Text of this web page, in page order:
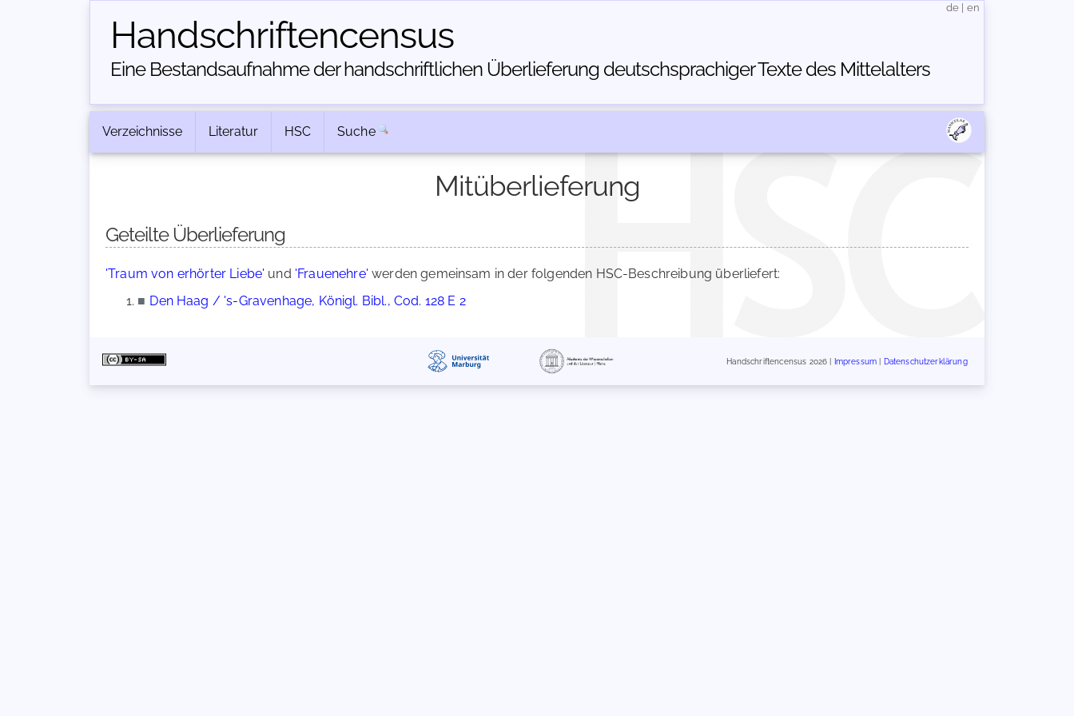
Handschriften­census
Eine Bestandsaufnahme der handschriftlichen Über­lieferung deutschsprachiger Texte des Mittelalters
de en
Verzeichnisse Literatur HSC Suche
Mitüberlieferung
Geteilte Überlieferung
'Traum von erhörter Liebe' und 'Frauenehre' werden gemeinsam in der folgenden HSC-Beschreibung überliefert:
■ Den Haag / 's-Gravenhage, Königl. Bibl., Cod. 128 E 2
Handschriftencensus 2026 | Impressum Datenschutzerklärung